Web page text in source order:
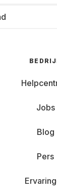
Jobs
Blog
Pers